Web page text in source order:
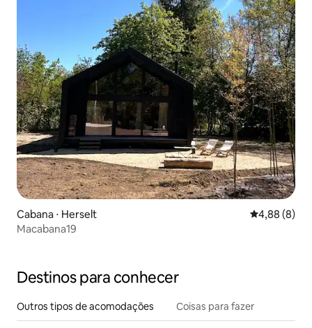
Cabana ⋅ Herselt 4,88 de uma
4,88 (8)
Macabana19
Destinos para conhecer
Outros tipos de acomodações Coisas para fazer